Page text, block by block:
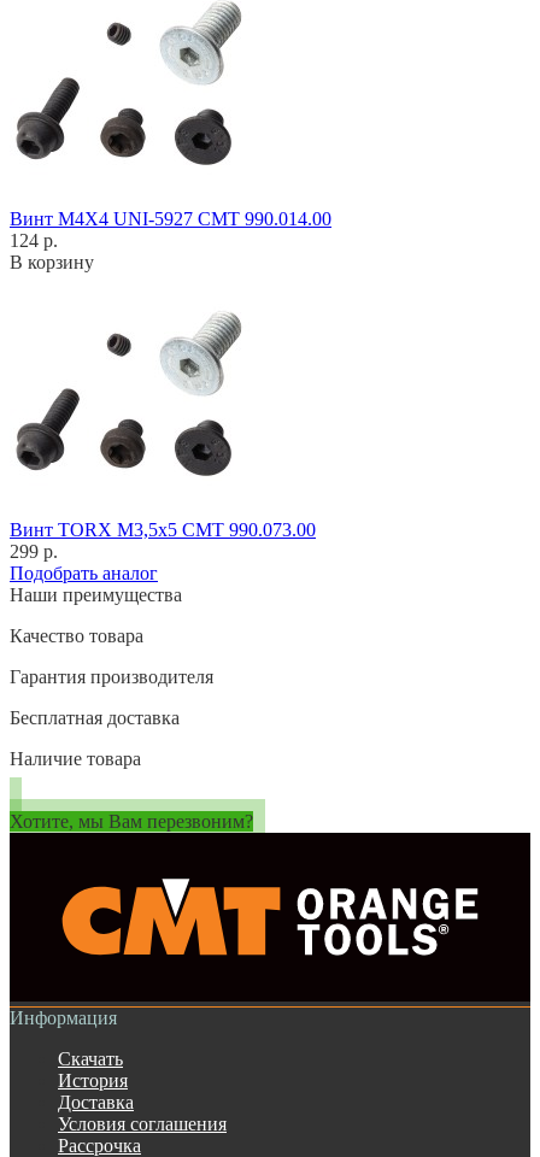
Винт M4X4 UNI-5927 CMT 990.014.00
124 р.
В корзину
Винт TORX M3,5x5 CMT 990.073.00
299 р.
Подобрать аналог
Наши преимущества
Качество товара
Гарантия производителя
Бесплатная доставка
Наличие товара
Хотите, мы Вам перезвоним?
Информация
Скачать
История
Доставка
Условия соглашения
Рассрочка